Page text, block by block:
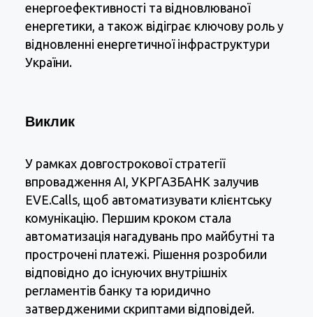
енергоефективності та відновлюваної
енергетики, а також відіграє ключову роль у
відновленні енергетичної інфраструктури
України.
Виклик
У рамках довгострокової стратегії
впровадження AI, УКРГАЗБАНК залучив
EVE.Calls, щоб автоматизувати клієнтську
комунікацію. Першим кроком стала
автоматизація нагадувань про майбутні та
прострочені платежі. Рішення розробили
відповідно до існуючих внутрішніх
регламентів банку та юридично
затвердженими скриптами відповідей.